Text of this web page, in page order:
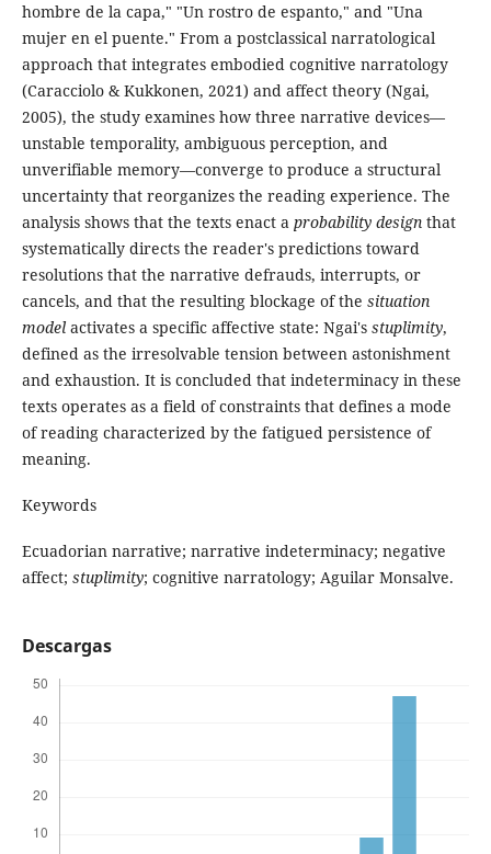
hombre de la capa," "Un rostro de espanto," and "Una
mujer en el puente." From a postclassical narratological
approach that integrates embodied cognitive narratology
(Caracciolo & Kukkonen, 2021) and affect theory (Ngai,
2005), the study examines how three narrative devices—
unstable temporality, ambiguous perception, and
unverifiable memory—converge to produce a structural
uncertainty that reorganizes the reading experience. The
analysis shows that the texts enact a probability designthat
systematically directs the reader's predictions toward
resolutions that the narrative defrauds, interrupts, or
cancels, and that the resulting blockage of the situation
modelactivates a specific affective state: Ngai's stuplimity,
defined as the irresolvable tension between astonishment
and exhaustion. It is concluded that indeterminacy in these
texts operates as a field of constraints that defines a mode
of reading characterized by the fatigued persistence of
meaning.
Keywords
Ecuadorian narrative; narrative indeterminacy; negative
affect; stuplimity; cognitive narratology; Aguilar Monsalve.
Descargas